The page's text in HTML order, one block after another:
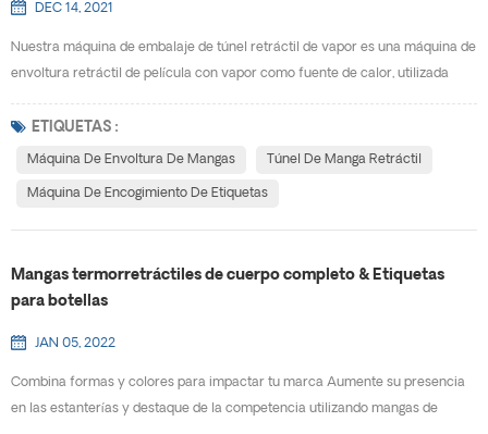
DEC 14, 2021
Nuestra máquina de embalaje de túnel retráctil de vapor es una máquina de
envoltura retráctil de película con vapor como fuente de calor, utilizada
botellas. Comparado con eléctrico máquina de envoltura de mangas , tiene
las características de fácil de usar, contracción suave y altamente
ETIQUETAS :
Máquina De Envoltura De Mangas Túnel De Manga Retráctil
Máquina De Encogimiento De Etiquetas
Mangas termorretráctiles de cuerpo completo & Etiquetas
para botellas
JAN 05, 2022
Combina formas y colores para impactar tu marca Aumente su presencia
en las estanterías y destaque de la competencia utilizando mangas de